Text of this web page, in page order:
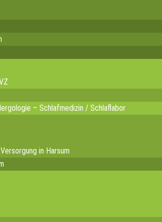
– Schlafmedizin / Schlaflabor
in Harsum